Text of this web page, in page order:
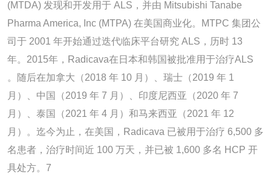
(MTDA) 发现和开发用于 ALS，并由 Mitsubishi Tanabe
Pharma America, Inc (MTPA) 在美国商业化。MTPC 集团公
司于 2001 年开始通过迭代临床平台研究 ALS，历时 13
年。2015年，Radicava在日本和韩国被批准用于治疗ALS
。随后在加拿大（2018 年 10 月）、瑞士（2019 年 1
月）、中国（2019 年 7 月）、印度尼西亚（2020 年 7
月）、泰国（2021 年 4 月）和马来西亚（2021 年 12
月）。迄今为止，在美国，Radicava 已被用于治疗 6,500 多
名患者，治疗时间近 100 万天，并已被 1,600 多名 HCP 开
具处方。7